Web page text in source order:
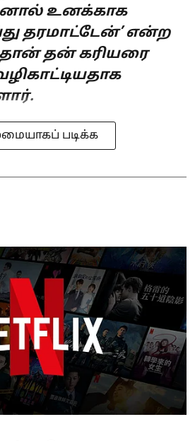
உனக்காக
தரமாட்டேன்’ என்ற
தன் கரியரை
படிக்க